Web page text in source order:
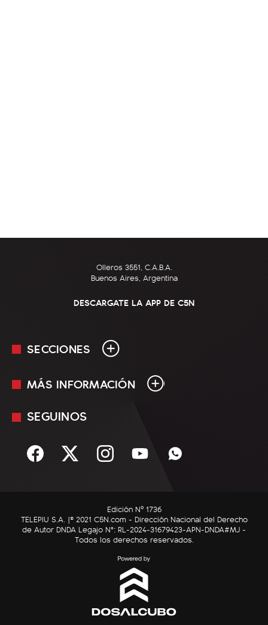
Olleros 3551, C.A.B.A.
Buenos Aires, Argentina
DESCARGATE LA APP DE C5N
SECCIONES
En Vivo
Sociedad
C5N Autos
RatingCero
MÁS INFORMACIÓN
Mediakit
Términos y condiciones
SEGUINOS
Edición Nº 1736
TELEPIU S.A. |© 2021 C5N.com - Dirección Nacional del Derecho
de Autor DNDA Legajo N°: RL-2024-31679423-APN-DNDA#MJ -
Todos los derechos reservados.